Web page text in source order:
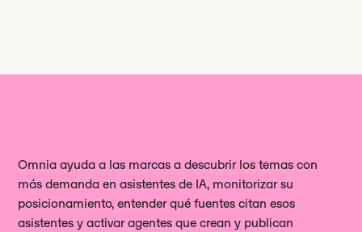
Omnia ayuda a las marcas a descubrir los temas con
más demanda en asistentes de IA, monitorizar su
posicionamiento, entender qué fuentes citan esos
asistentes y activar agentes que crean y publican